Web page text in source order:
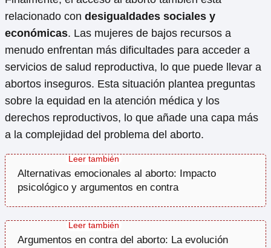
relacionado con desigualdades sociales y
económicas. Las mujeres de bajos recursos a
menudo enfrentan más dificultades para acceder a
servicios de salud reproductiva, lo que puede llevar a
abortos inseguros. Esta situación plantea preguntas
sobre la equidad en la atención médica y los
derechos reproductivos, lo que añade una capa más
a la complejidad del problema del aborto.
Alternativas emocionales al aborto: Impacto
psicológico y argumentos en contra
Argumentos en contra del aborto: La evolución